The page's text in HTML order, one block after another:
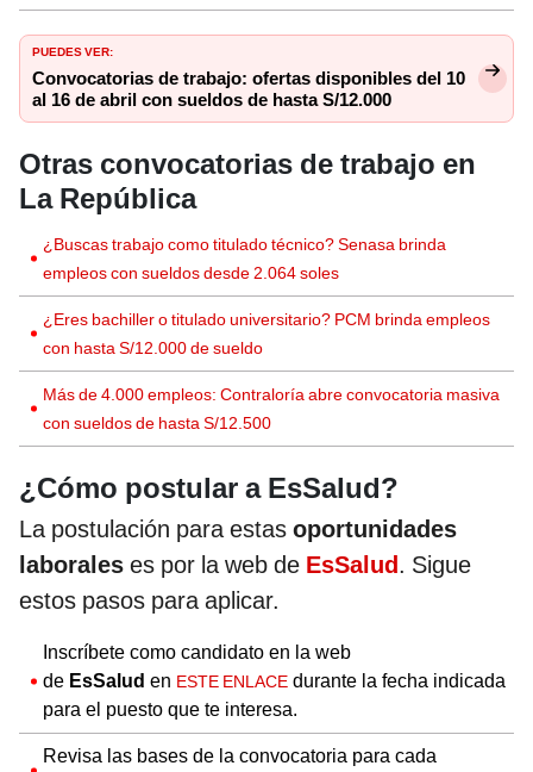
PUEDES VER:
Convocatorias de trabajo: ofertas disponibles del 10
al 16 de abril con sueldos de hasta S/12.000
Otras convocatorias de trabajo en
La República
¿Buscas trabajo como titulado técnico? Senasa brinda
empleos con sueldos desde 2.064 soles
¿Eres bachiller o titulado universitario? PCM brinda empleos
con hasta S/12.000 de sueldo
Más de 4.000 empleos: Contraloría abre convocatoria masiva
con sueldos de hasta S/12.500
¿Cómo postular a EsSalud?
La postulación para estas oportunidades
laborales es por la web de EsSalud. Sigue
estos pasos para aplicar.
Inscríbete como candidato en la web
de EsSalud en ESTE ENLACE durante la fecha indicada
para el puesto que te interesa.
Revisa las bases de la convocatoria para cada